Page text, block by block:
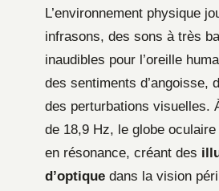
L’environnement physique
infrasons, des sons à très
inaudibles pour l’oreille
des sentiments d’angoisse,
des perturbations visuelles.
de 18,9 Hz, le globe
en résonance, créant des
d’optique dans la vision